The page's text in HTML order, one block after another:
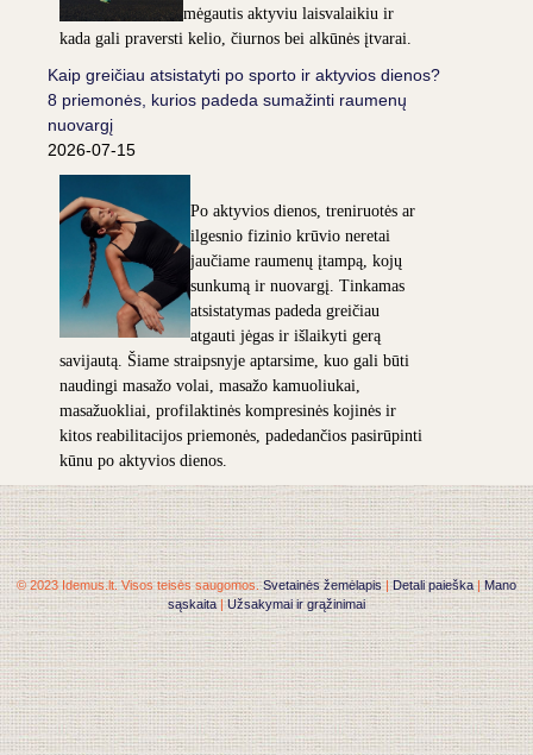
mėgautis aktyviu laisvalaikiu ir
kada gali praversti kelio, čiurnos bei alkūnės įtvarai.
Kaip greičiau atsistatyti po sporto ir aktyvios dienos?
8 priemonės, kurios padeda sumažinti raumenų
nuovargį
2026-07-15
Po aktyvios dienos, treniruotės ar
ilgesnio fizinio krūvio neretai
jaučiame raumenų įtampą, kojų
sunkumą ir nuovargį. Tinkamas
atsistatymas padeda greičiau
atgauti jėgas ir išlaikyti gerą
savijautą. Šiame straipsnyje aptarsime, kuo gali būti
naudingi masažo volai, masažo kamuoliukai,
masažuokliai, profilaktinės kompresinės kojinės ir
kitos reabilitacijos priemonės, padedančios pasirūpinti
kūnu po aktyvios dienos.
© 2023 Idemus.lt. Visos teisės saugomos.Svetainės žemėlapis|Detali paieška|Mano
sąskaita |Užsakymai ir grąžinimai